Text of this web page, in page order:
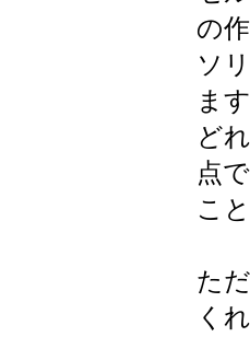
の
ソ
ま
ど
点
こ
た
く